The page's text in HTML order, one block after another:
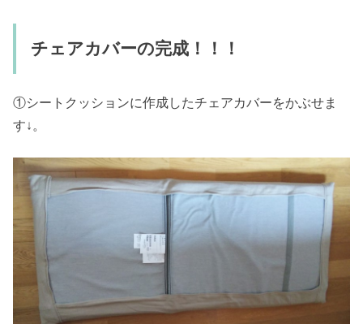
チェアカバーの完成！！！
①シートクッションに作成したチェアカバーをかぶせま
す↓。